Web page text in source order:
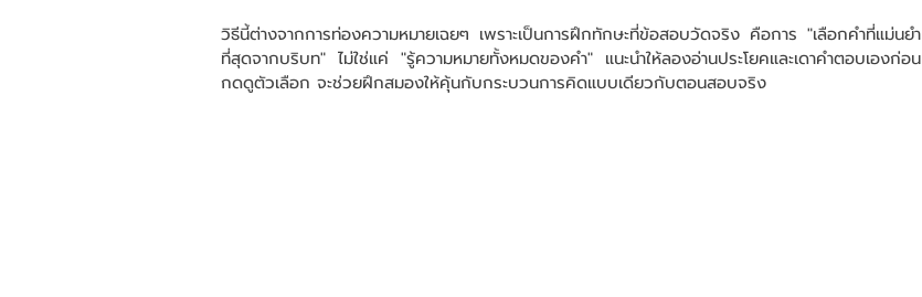
วิธีนี้ต่างจากการท่องความหมายเฉยๆ เพราะเป็นการฝึกทักษะที่ข้อสอบวัดจริง คือการ "เลือกคำที่แม่นยำ
ที่สุดจากบริบท" ไม่ใช่แค่ "รู้ความหมายทั้งหมดของคำ" แนะนำให้ลองอ่านประโยคและเดาคำตอบเองก่อน
กดดูตัวเลือก จะช่วยฝึกสมองให้คุ้นกับกระบวนการคิดแบบเดียวกับตอนสอบจริง